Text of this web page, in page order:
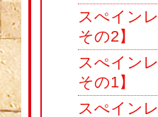
スぺイン
その2】
スぺイン
その1】
スぺイン